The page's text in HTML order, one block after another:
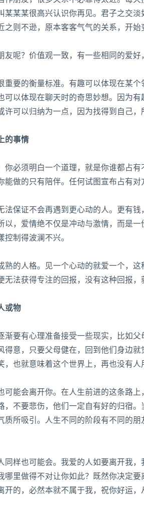
某某某很高兴认识你再见。君子之交
之则不逊，原本客客气气的关系，开
？价值观一致，有一些相同的爱好
要的衡量标准。有趣可以体现在某个
可以体现在聊天时的奇思妙想。因为
许可以归纳为一点，因为找得到自己，
的事情
须明白一个道理，就是你谁都占有
能做的只有陪伴。任何试图宣布占有对
保证不会再遇到更心动的人。更有钱
以，爱情绝不仅是冲动与激情，而是
控制得波澜不兴。
的人格。见一个心动的就爱一个，这
无法获得专注的回报，没有这种回报，
或物
要有心理准备接受一些现实，比如父
得意，只要父母健在，回到他们身边
，也就意味着这个世界上，再也没有人
会离开你。在人生前进的这条路上
，不要悲伤，他们一定自有好的归宿
质所吸引。人生不同的阶段有不同的
样也可能会。我爱的人如要离开我，
哪里做得不对让你如此？既然你决定
开的，必然本就不属于我，祝你好运